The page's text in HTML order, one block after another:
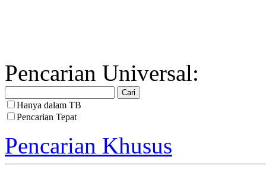
Pencarian Universal:
Hanya dalam TB
Pencarian Tepat
Pencarian Khusus